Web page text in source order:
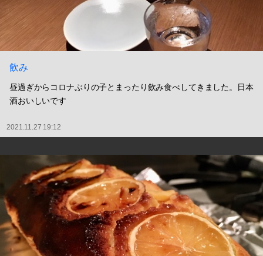
飲み
昼過ぎからコロナぶりの子とまったり飲み食べしてきました。日本
酒おいしいです
2021.11.27 19:12